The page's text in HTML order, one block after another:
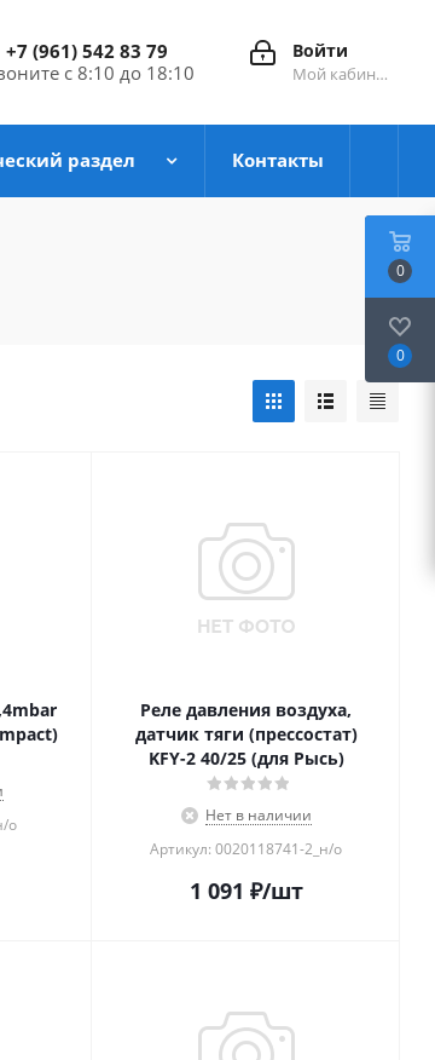
Войти
Мой кабинет
+7 (961) 542 83 79
с 8:10 до 18:10
раздел Контакты
о
Реле давления воздуха,
датчик тяги (прессостат)
KFY-2 40/25 (для Рысь)
Нет в наличии
Артикул: 0020118741-2_н/о
1 091 ₽/шт
0
0